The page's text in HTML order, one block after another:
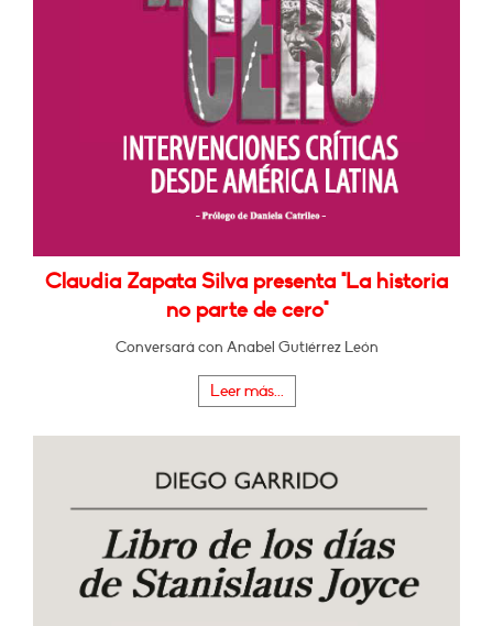
Claudia Zapata Silva presenta "La historia
no parte de cero"
Conversará con Anabel Gutiérrez León
Leer más...